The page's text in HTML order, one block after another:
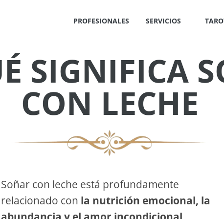
PROFESIONALES SERVICIOS
SIGNIFICA
CON LECHE
Soñar con leche está profundamente
relacionado con la nutrición emocional, la
✕